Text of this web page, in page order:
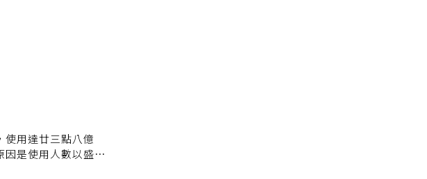
使用達廿三點八億
是使用人數以盛行